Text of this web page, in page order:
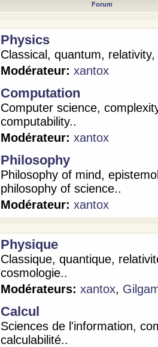
Forum
Physics
Classical, quantum,
Modérateur: xantox
Computation
Computer science,
computability..
Modérateur: xantox
Philosophy
Philosophy of mind,
philosophy of science..
Modérateur: xantox
Physique
Classique, quantique,
cosmologie..
Modérateurs: xantox,
Calcul
Sciences de l'information,
calculabilité..